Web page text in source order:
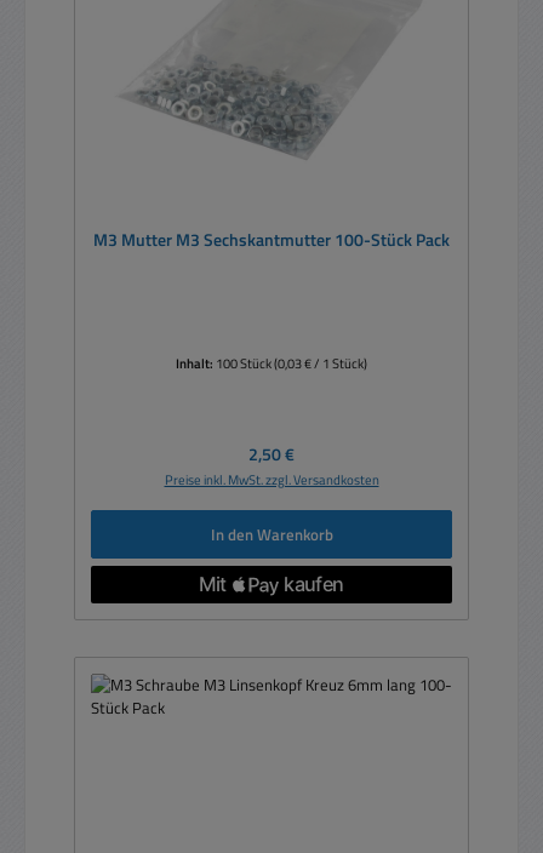
M3 Mutter M3 Sechskantmutter 100-Stück Pack
Inhalt: 100 Stück(0,03 € / 1 Stück)
Regulärer Preis:
2,50 €
Preise inkl. MwSt. zzgl. Versandkosten
In den Warenkorb